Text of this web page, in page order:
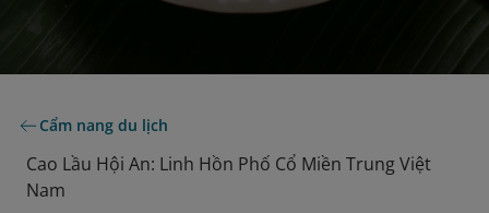
Cẩm nang du lịch
Cao Lầu Hội An: Linh Hồn Phố Cổ Miền Trung Việt
Nam